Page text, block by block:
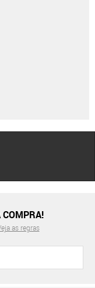
Dia Bredeni Sapatenis
as regras